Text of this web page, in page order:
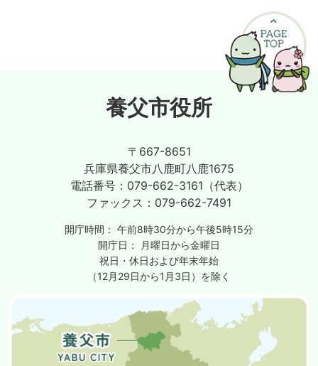
養父市役所
〒667-8651
兵庫県養父市八鹿町八鹿1675
電話番号： 079-662-3161（代表）
ファックス： 079-662-7491
開庁時間： 午前8時30分から午後5時15分
開庁日：
月曜日から金曜日
祝日・休日および年末年始
（12月29日から1月3日）を除く